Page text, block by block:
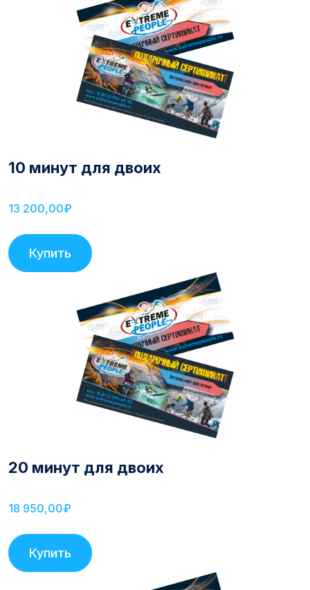
10 минут для двоих
13 200,00₽
Купить
20 минут для двоих
18 950,00₽
Купить